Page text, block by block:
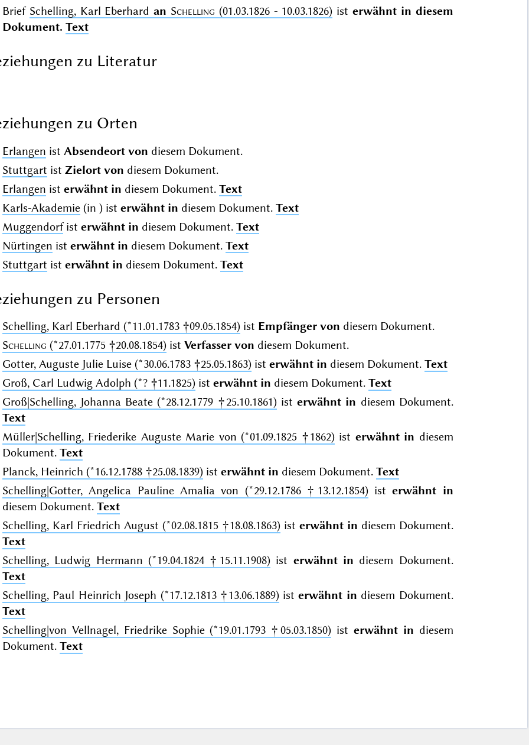
Brief Schelling, Karl Eberhardan Schelling (01.03.1826 - 10.03.1826) isterwähnt in diesem
Dokument. Text
zu Literatur
zu Orten
Erlangen ist Absendeort von diesem Dokument.
Stuttgart ist Zielort von diesem Dokument.
Erlangen ist erwähnt in diesem Dokument. Text
Karls-Akademie(in ) ist erwähnt in diesem Dokument. Text
Muggendorfist erwähnt in diesem Dokument. Text
Nürtingen ist erwähnt in diesem Dokument. Text
Stuttgart ist erwähnt in diesem Dokument. Text
zu Personen
Schelling, Karl Eberhard (*11.01.1783 †09.05.1854)ist Empfänger von diesem Dokument.
Schelling (*27.01.1775 †20.08.1854)ist Verfasser von diesem Dokument.
Gotter, Auguste Julie Luise (*30.06.1783 †25.05.1863)ist erwähnt in diesem Dokument. Text
Groß, Carl Ludwig Adolph (*? †11.1825)ist erwähnt in diesem Dokument. Text
Groß|Schelling, Johanna Beate (*28.12.1779 †25.10.1861)isterwähnt in diesem Dokument.
Text
Müller|Schelling, Friederike Auguste Marie von (*01.09.1825 †1862)ist erwähnt in diesem
Dokument. Text
Planck, Heinrich (*16.12.1788 †25.08.1839)ist erwähnt in diesem Dokument. Text
Schelling|Gotter, Angelica Pauline Amalia von (*29.12.1786 †13.12.1854)isterwähnt in
diesem Dokument. Text
Schelling, Karl Friedrich August (*02.08.1815 †18.08.1863)ist erwähnt in diesem Dokument.
Text
Schelling, Ludwig Hermann (*19.04.1824 †15.11.1908)ist erwähnt in diesem Dokument.
Text
Schelling, Paul Heinrich Joseph (*17.12.1813 †13.06.1889)isterwähnt in diesem Dokument.
Text
Schelling|von Vellnagel, Friedrike Sophie (*19.01.1793 †05.03.1850) ist erwähnt in diesem
Dokument. Text